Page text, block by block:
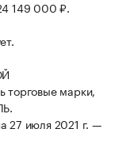
149 000 ₽.
марки,
27 июля 2021 г. —